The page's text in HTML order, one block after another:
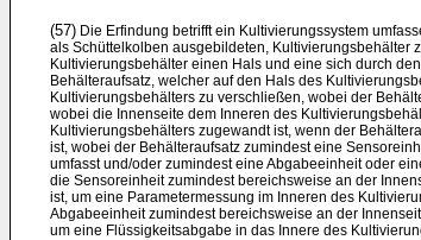
(57) Die Erfindung betrifft ein Kultivierungssystem
als Schüttelkolben ausgebildeten, Kultivierungsbehälter
Kultivierungsbehälter einen Hals und eine sich durch
Behälteraufsatz, welcher auf den Hals des
Kultivierungsbehälters zu verschließen, wobei der
wobei die Innenseite dem Inneren des
Kultivierungsbehälters zugewandt ist, wenn der
ist, wobei der Behälteraufsatz zumindest eine
umfasst und/oder zumindest eine Abgabeeinheit oder
die Sensoreinheit zumindest bereichsweise an der
ist, um eine Parametermessung im Inneren des
Abgabeeinheit zumindest bereichsweise an der
um eine Flüssigkeitsabgabe in das Innere des